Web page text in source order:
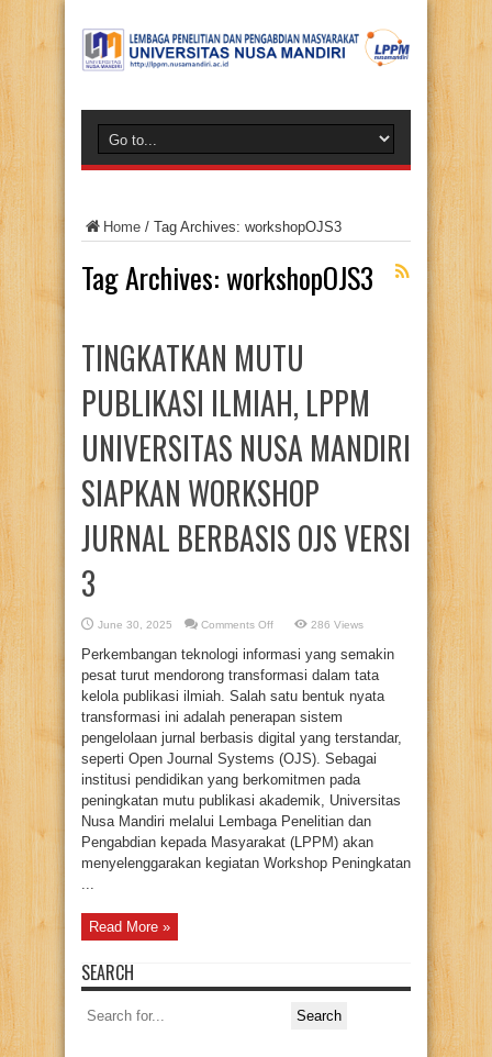
Home / Tag Archives: workshopOJS3
Tag Archives:workshopOJS3
TINGKATKAN MUTU
PUBLIKASI ILMIAH, LPPM
UNIVERSITAS NUSA MANDIRI
SIAPKAN WORKSHOP
JURNAL BERBASIS OJS VERSI
3
June 30, 2025 Comments Offon
MUTU
PUBLIKASI
ILMIAH,
UNIVERSITAS
MANDIRI
SIAPKAN
WORKSHOP
JURNAL
BERBASIS
OJS
VERSI
3
286 Views
Perkembangan teknologi informasi yang semakin
pesat turut mendorong transformasi dalam tata
kelola publikasi ilmiah. Salah satu bentuk nyata
transformasi ini adalah penerapan sistem
pengelolaan jurnal berbasis digital yang terstandar,
seperti Open Journal Systems (OJS). Sebagai
institusi pendidikan yang berkomitmen pada
peningkatan mutu publikasi akademik, Universitas
Nusa Mandiri melalui Lembaga Penelitian dan
Pengabdian kepada Masyarakat (LPPM) akan
menyelenggarakan kegiatan Workshop Peningkatan
...
Read More »
SEARCH
Search
for: